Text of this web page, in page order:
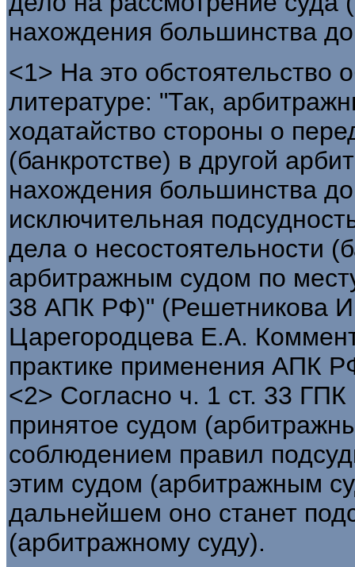
нахождения большинства
<1> На это обстоятельство
литературе: "Так,
ходатайство стороны о
(банкротстве) в другой
нахождения большинства
исключительная
дела о несостоятельности
арбитражным судом по
38 АПК РФ)" (Решетникова
Царегородцева Е.А.
практике применения АПК
<2> Согласно ч. 1 ст. 33
принятое судом
соблюдением правил
этим судом (арбитражным
дальнейшем оно станет
(арбитражному суду).